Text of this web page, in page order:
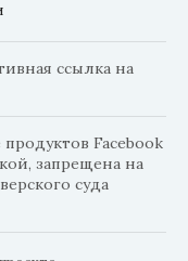
ссылка на
Facebook
запрещена на
суда